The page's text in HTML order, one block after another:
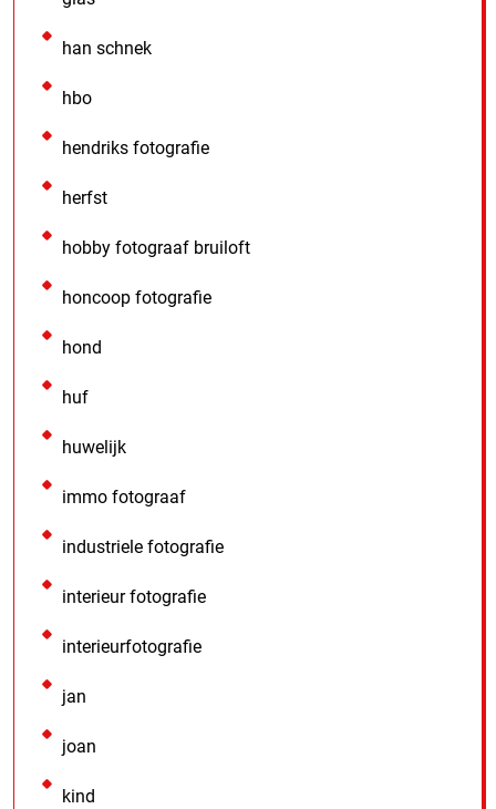
han schnek
hbo
hendriks fotografie
herfst
hobby fotograaf bruiloft
honcoop fotografie
hond
huf
huwelijk
immo fotograaf
industriele fotografie
interieur fotografie
interieurfotografie
jan
joan
kind